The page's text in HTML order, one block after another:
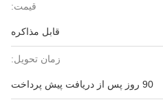
قیمت:
قابل مذاکره
زمان تحویل:
90 روز پس از دریافت پیش پرداخت